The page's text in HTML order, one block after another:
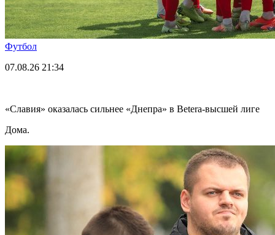
Футбол
07.08.26 21:34
«Славия» оказалась сильнее «Днепра» в Betera-высшей лиге
Дома.